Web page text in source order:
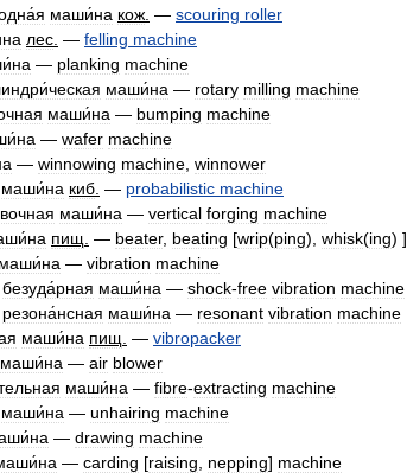
маши́на кож — scouring roller
лес — felling machine
— planking machine
маши́на — rotary milling machine
маши́на — bumping machine
— wafer machine
— winnowing machine winnower
маши́на киб — probabilistic machine
маши́на — vertical forging machine
пищ — beater, beating [wrip(ping), whisk(ing) ]
маши́на — vibration machine
безуда́рная маши́на — shock-free vibration machine
резона́нсная маши́на — resonant vibration machine
маши́на пищ — vibropacker
маши́на — air blower
маши́на — fibre-extracting machine
маши́на — unhairing machine
— drawing machine
— carding [raising nepping] machine